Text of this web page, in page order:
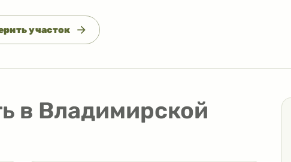
участок
в Владимирской